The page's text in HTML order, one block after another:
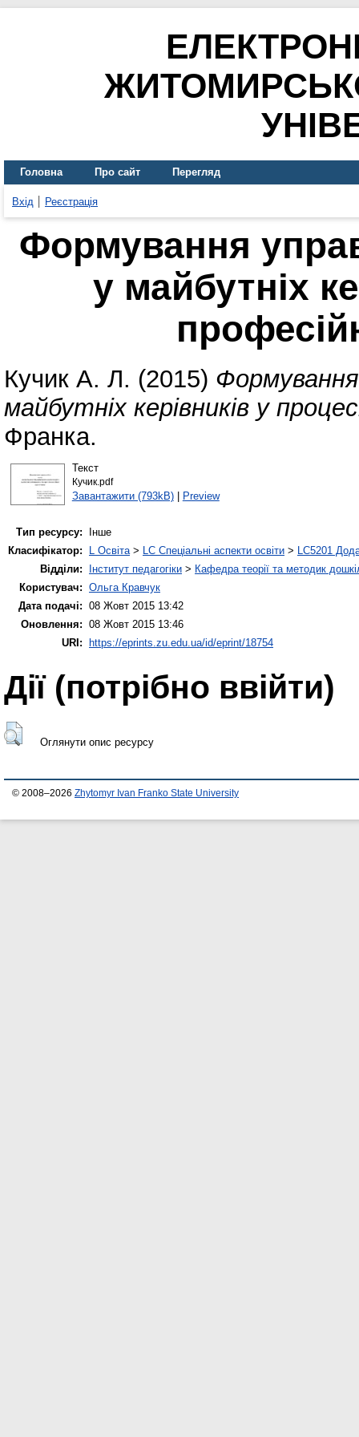
Головна Про сайт Перегляд
Вхід Реєстрація
Формування
у майбутніх
Кучик А. Л. (2015)
майбутніх керівників у
Франка.
Текст
Кучик.pdf
Завантажити (793kB)| Preview
Тип ресурсу:
Інше
Класифікатор:
L Освіта> LC Спеціальні аспекти освіти > LC5201
Відділи:
Інститут педагогіки > Кафедра теорії та методик
Користувач: Ольга Кравчук
Дата подачі: 08 Жовт 2015 13:42
Оновлення: 08 Жовт 2015 13:46
URI:
https://eprints.zu.edu.ua/id/eprint/18754
Дії ​​(потрібно ввійти)
Оглянути опис ресурсу
© 2008–2026 Zhytomyr Ivan Franko State University